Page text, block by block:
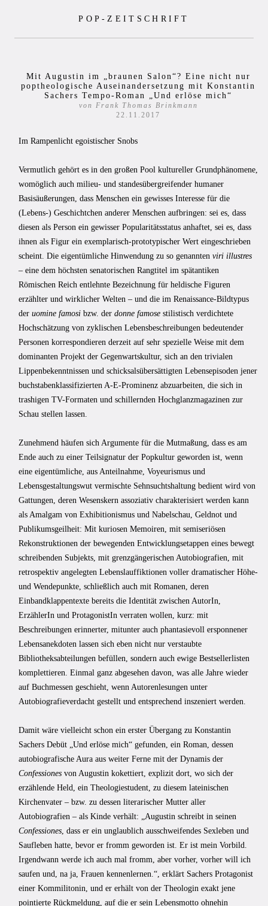
POP-ZEITSCHRIFT
Mit Augustin im „braunen Salon“? Eine nicht nur
poptheologische Auseinandersetzung mit Konstantin
Sachers Tempo-Roman „Und erlöse mich“
von Frank Thomas Brinkmann
22.11.2017
Im Rampenlicht egoistischer Snobs
Vermutlich gehört es in den großen Pool kultureller Grundphänomene,
womöglich auch milieu- und standesübergreifender humaner
Basisäußerungen, dass Menschen ein gewisses Interesse für die
(Lebens-) Geschichtchen anderer Menschen aufbringen: sei es, dass
diesen als Person ein gewisser Popularitätsstatus anhaftet, sei es, dass
ihnen als Figur ein exemplarisch-prototypischer Wert eingeschrieben
scheint. Die eigentümliche Hinwendung zu so genannten viri illustres
– eine dem höchsten senatorischen Rangtitel im spätantiken
Römischen Reich entlehnte Bezeichnung für heldische Figuren
erzählter und wirklicher Welten – und die im Renaissance-Bildtypus
der uomine famosi bzw. der donne famose stilistisch verdichtete
Hochschätzung von zyklischen Lebensbeschreibungen bedeutender
Personen korrespondieren derzeit auf sehr spezielle Weise mit dem
dominanten Projekt der Gegenwartskultur, sich an den trivialen
Lippenbekenntnissen und schicksalsübersättigten Lebensepisoden jener
buchstabenklassifizierten A-E-Prominenz abzuarbeiten, die sich in
trashigen TV-Formaten und schillernden Hochglanzmagazinen zur
Schau stellen lassen.
Zunehmend häufen sich Argumente für die Mutmaßung, dass es am
Ende auch zu einer Teilsignatur der Popkultur geworden ist, wenn
eine eigentümliche, aus Anteilnahme, Voyeurismus und
Lebensgestaltungswut vermischte Sehnsuchtshaltung bedient wird von
Gattungen, deren Wesenskern assoziativ charakterisiert werden kann
als Amalgam von Exhibitionismus und Nabelschau, Geldnot und
Publikumsgeilheit: Mit kuriosen Memoiren, mit semiseriösen
Rekonstruktionen der bewegenden Entwicklungsetappen eines bewegt
schreibenden Subjekts, mit grenzgängerischen Autobiografien, mit
retrospektiv angelegten Lebenslauffiktionen voller dramatischer Höhe-
und Wendepunkte, schließlich auch mit Romanen, deren
Einbandklappentexte bereits die Identität zwischen AutorIn,
ErzählerIn und ProtagonistIn verraten wollen, kurz: mit
Beschreibungen erinnerter, mitunter auch phantasievoll ersponnener
Lebensanekdoten lassen sich eben nicht nur verstaubte
Bibliotheksabteilungen befüllen, sondern auch ewige Bestsellerlisten
komplettieren. Einmal ganz abgesehen davon, was alle Jahre wieder
auf Buchmessen geschieht, wenn Autorenlesungen unter
Autobiografieverdacht gestellt und entsprechend inszeniert werden.
Damit wäre vielleicht schon ein erster Übergang zu Konstantin
Sachers Debüt „Und erlöse mich“ gefunden, ein Roman, dessen
autobiografische Aura aus weiter Ferne mit der Dynamis der
Confessiones von Augustin kokettiert, explizit dort, wo sich der
erzählende Held, ein Theologiestudent, zu diesem lateinischen
Kirchenvater – bzw. zu dessen literarischer Mutter aller
Autobiografien – als Kinde verhält: „Augustin schreibt in seinen
Confessiones , dass er ein unglaublich ausschweifendes Sexleben und
Saufleben hatte, bevor er fromm geworden ist. Er ist mein Vorbild.
Irgendwann werde ich auch mal fromm, aber vorher, vorher will ich
saufen und, na ja, Frauen kennenlernen.“, erklärt Sachers Protagonist
einer Kommilitonin, und er erhält von der Theologin exakt jene
pointierte Rückmeldung, auf die er sein Lebensmotto ohnehin